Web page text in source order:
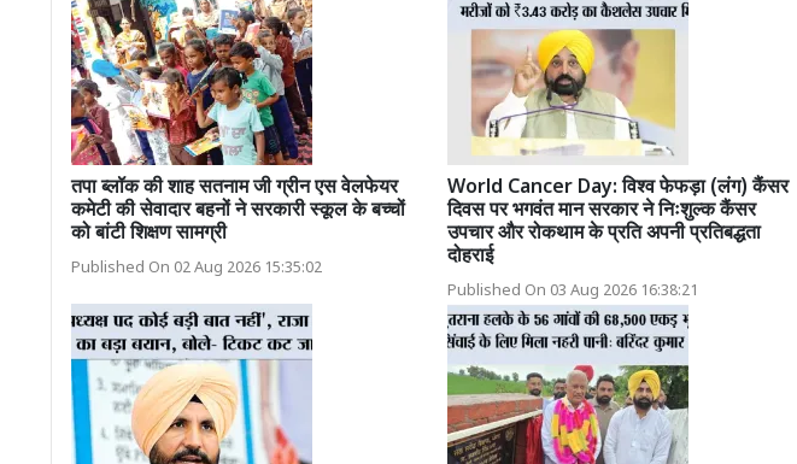
तपा ब्लॉक की शाह सतनाम जी ग्रीन एस वेलफेयर
कमेटी की सेवादार बहनों ने सरकारी स्कूल के बच्चों
को बांटी शिक्षण सामग्री
Published On 02 Aug 2026 15:35:02
World Cancer Day: विश्व फेफड़ा (लंग) कैंसर
दिवस पर भगवंत मान सरकार ने निःशुल्क कैंसर
उपचार और रोकथाम के प्रति अपनी प्रतिबद्धता
दोहराई
Published On 03 Aug 2026 16:38:21